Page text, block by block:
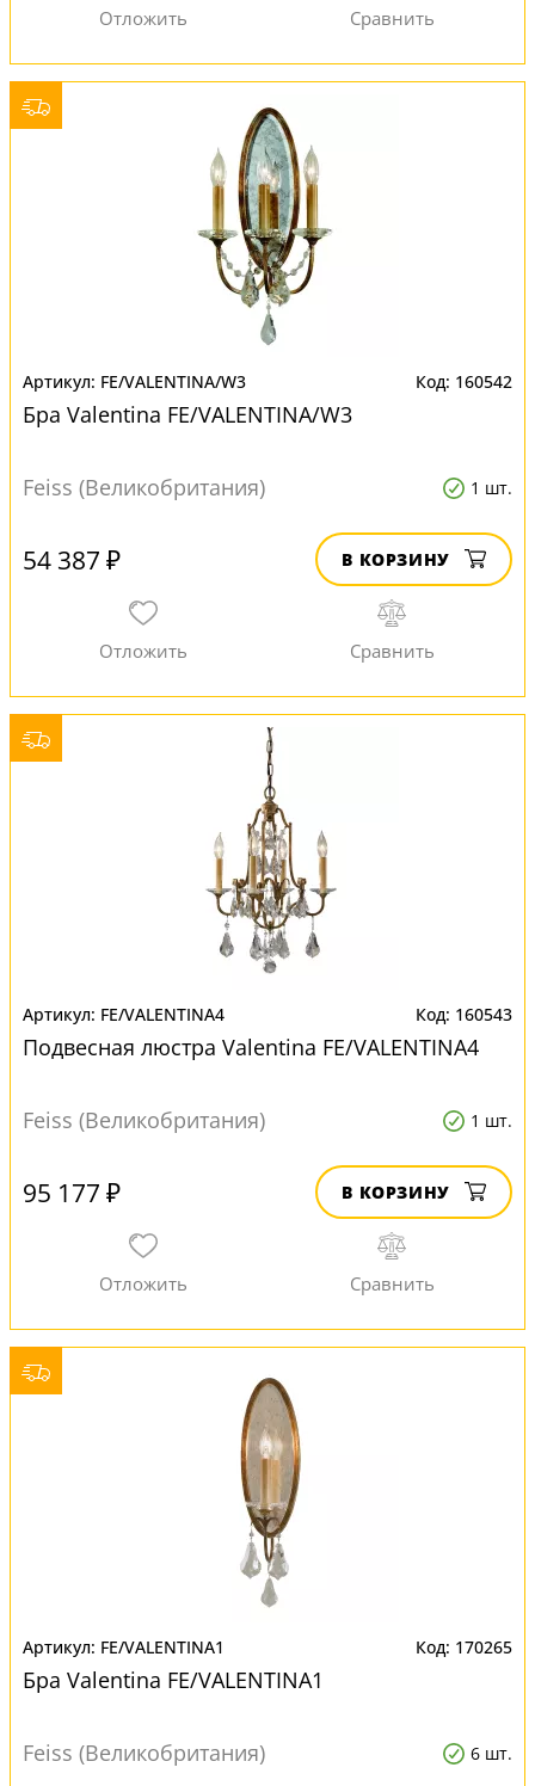
FE/VALENTINA/W3 160542
Бра Valentina FE/VALENTINA/W3
Feiss (Великобритания) 1 шт.
54 387 ₽ В КОРЗИНУ
FE/VALENTINA4 160543
Подвесная люстра Valentina FE/VALENTINA4
Feiss (Великобритания) 1 шт.
95 177 ₽ В КОРЗИНУ
FE/VALENTINA1 170265
Бра Valentina FE/VALENTINA1
Feiss (Великобритания) 6 шт.